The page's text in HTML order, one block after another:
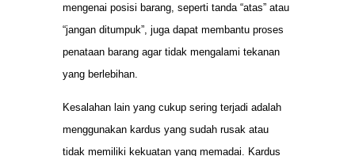
mengenai posisi barang, seperti tanda “atas” atau
“jangan ditumpuk”, juga dapat membantu proses
penataan barang agar tidak mengalami tekanan
yang berlebihan.
Kesalahan lain yang cukup sering terjadi adalah
menggunakan kardus yang sudah rusak atau
tidak memiliki kekuatan yang memadai. Kardus